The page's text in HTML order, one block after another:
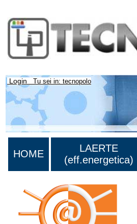
Login Tu sei in: tecnopolo
HOME
LAERTE
(eff.energetica)